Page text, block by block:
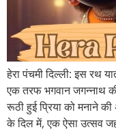
हेरा पंचमी दिल्ली: इस रथ
एक तरफ भगवान जगन्नाथ
रूठी हुई प्रिया को मनाने
के दिल में, एक ऐसा उत्सव